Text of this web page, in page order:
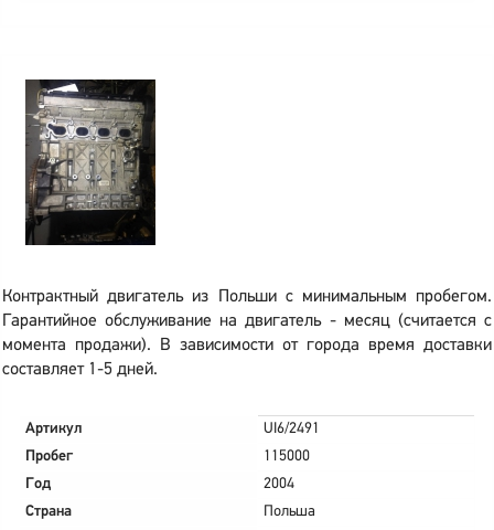
Контрактный двигатель из Польши с минимальным пробегом.
Гарантийное обслуживание на двигатель - месяц (считается с
момента продажи). В зависимости от города время доставки
составляет 1-5 дней.
Артикул
UI6/2491
Пробег
115000
Год
2004
Страна
Польша